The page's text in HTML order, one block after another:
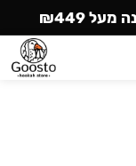
₪449